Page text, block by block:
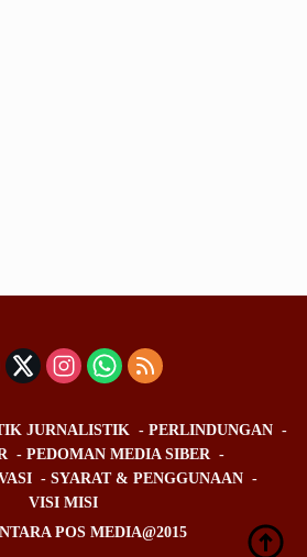
JURNALISTIK
PERLINDUNGAN
PEDOMAN MEDIA SIBER
SYARAT & PENGGUNAAN
VISI MISI
POS MEDIA@2015